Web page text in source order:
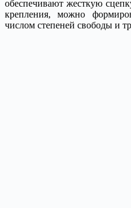
обеспечивают жесткую
крепления, можно
числом степеней свободы и